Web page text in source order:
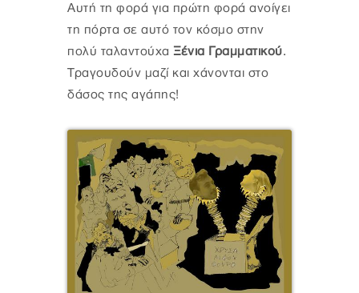
Αυτή τη φορά για πρώτη φορά ανοίγει
τη πόρτα σε αυτό τον κόσμο στην
πολύ ταλαντούχα Ξένια Γραμματικού.
Τραγουδούν μαζί και χάνονται στο
δάσος της αγάπης!